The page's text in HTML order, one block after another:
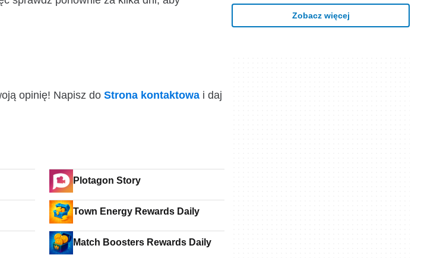
opinię! Napisz do Strona kontaktowa i daj
Plotagon Story
Town Energy Rewards Daily
Match Boosters Rewards Daily
Zobacz więcej